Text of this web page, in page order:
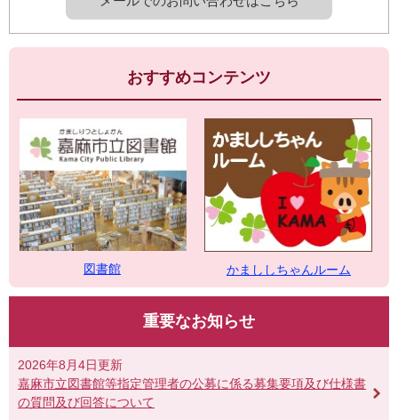
おすすめコンテンツ
図書館 かまししちゃんルーム
重要なお知らせ
2026年8月4日更新
嘉麻市立図書館等指定管理者の公募に係る募集要項及び仕様書
の質問及び回答について